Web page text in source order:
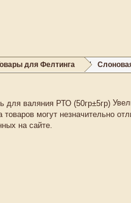
для Фелтинга
могут незначительно
на сайте.